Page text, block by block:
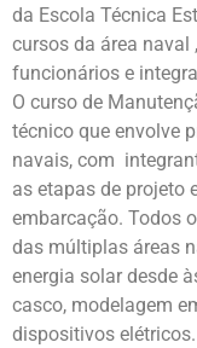
da Escola Técnica
cursos da área naval
funcionários e
O curso de
técnico que envolve
navais, com
as etapas de projeto
embarcação. Todos
das múltiplas áreas
energia solar desde
casco, modelagem
dispositivos elétricos.